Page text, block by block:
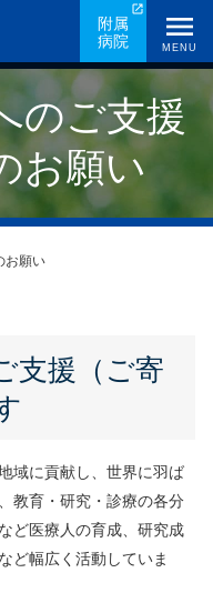
附属
病院
MENU
のご支援
お願い
お願い
支援（ご寄
域に貢献し、世界に羽ば
教育・研究・診療の各分
ど医療人の育成、研究成
ど幅広く活動していま